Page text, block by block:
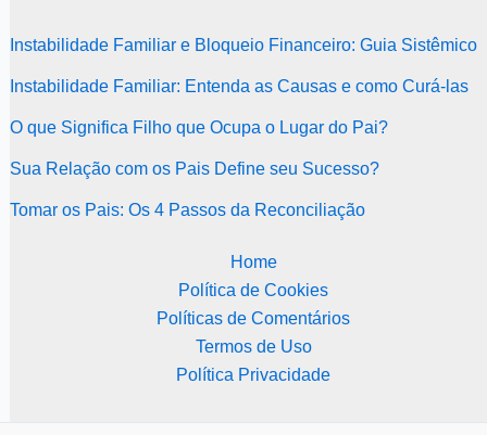
Instabilidade Familiar e Bloqueio Financeiro: Guia Sistêmico
Instabilidade Familiar: Entenda as Causas e como Curá-las
O que Significa Filho que Ocupa o Lugar do Pai?
Sua Relação com os Pais Define seu Sucesso?
Tomar os Pais: Os 4 Passos da Reconciliação
Home
Política de Cookies
Políticas de Comentários
Termos de Uso
Política Privacidade